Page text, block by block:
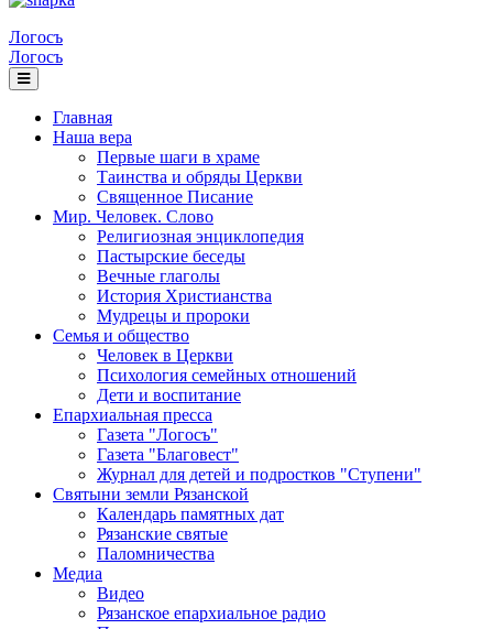
Логосъ
Логосъ
Главная
Наша вера
Первые шаги в храме
Таинства и обряды Церкви
Священное Писание
Мир. Человек. Слово
Религиозная энциклопедия
Пастырские беседы
Вечные глаголы
История Христианства
Мудрецы и пророки
Семья и общество
Человек в Церкви
Психология семейных отношений
Дети и воспитание
Епархиальная пресса
Газета "Логосъ"
Газета "Благовест"
Журнал для детей и подростков "Ступени"
Святыни земли Рязанской
Календарь памятных дат
Рязанские святые
Паломничества
Медиа
Видео
Рязанское епархиальное радио